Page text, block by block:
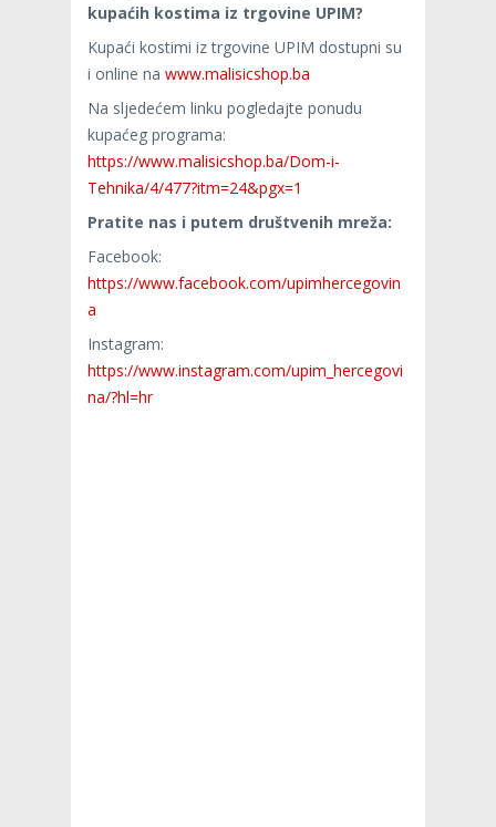
kupaćih kostima iz trgovine UPIM?
Kupaći kostimi iz trgovine UPIM dostupni su
i online na www.malisicshop.ba
Na sljedećem linku pogledajte ponudu
kupaćeg programa:
https://www.malisicshop.ba/Dom-i-
Tehnika/4/477?itm=24&pgx=1
Pratite nas i putem društvenih mreža:
Facebook:
https://www.facebook.com/upimhercegovin
a
Instagram:
https://www.instagram.com/upim_hercegovi
na/?hl=hr